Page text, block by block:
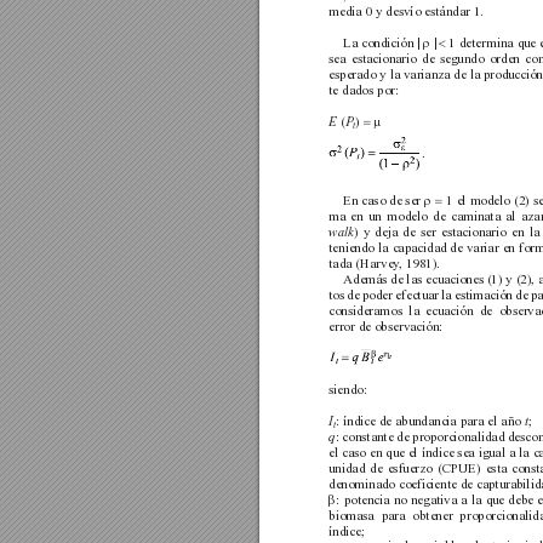
media 0 y desvío estándar 1.
La condición | ρ | < 1 determina que
sea estacionario de segundo orden
esperado y la varianza de la
te dados por:
E (Pt) = μ
En caso de ser ρ = 1 el modelo (2)
ma en un modelo de caminata al
walk) y deja de ser estacionario en la
teniendo la capacidad de variar en
tada (Harvey, 1981).
Además de las ecuaciones (1) y (2),
tos de poder efectuar la estimación de
consideramos la ecuación de
error de observación:
siendo:
It: índice de abundancia para el año t;
q: constante de proporcionalidad
el caso en que el índice sea igual a la
unidad de esfuerzo (CPUE) esta
denominado coeficiente de
β : potencia no negativa a la que debe
biomasa para obtener
índice;